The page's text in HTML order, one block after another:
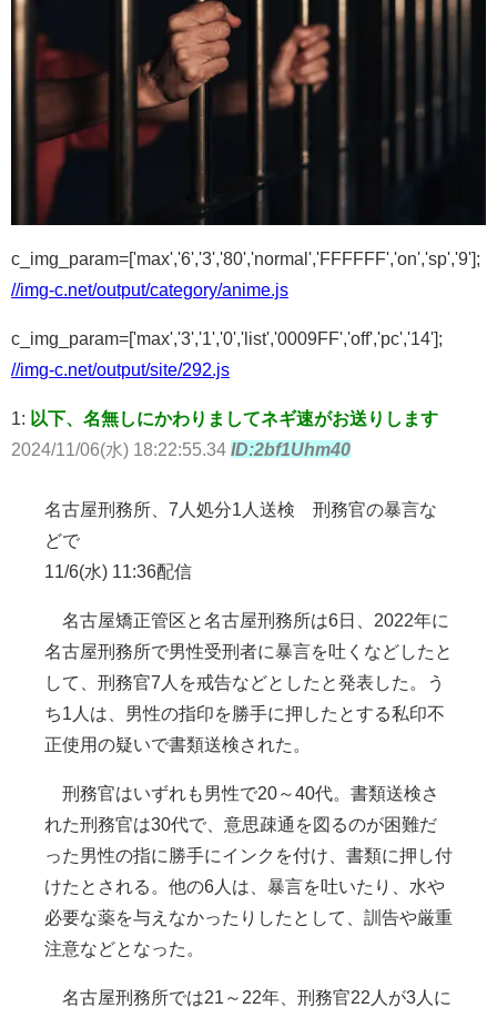
c_img_param=['max','6','3','80','normal','FFFFFF','on','sp','9'];
//img-c.net/output/category/anime.js
c_img_param=['max','3','1','0','list','0009FF','off','pc','14'];
//img-c.net/output/site/292.js
1: 以下、名無しにかわりましてネギ速がお送りします
2024/11/06(水) 18:22:55.34 ID:2bf1Uhm40
名古屋刑務所、7人処分1人送検 刑務官の暴言な
どで
11/6(水) 11:36配信
名古屋矯正管区と名古屋刑務所は6日、2022年に
名古屋刑務所で男性受刑者に暴言を吐くなどしたと
して、刑務官7人を戒告などとしたと発表した。う
ち1人は、男性の指印を勝手に押したとする私印不
正使用の疑いで書類送検された。
刑務官はいずれも男性で20～40代。書類送検さ
れた刑務官は30代で、意思疎通を図るのが困難だ
った男性の指に勝手にインクを付け、書類に押し付
けたとされる。他の6人は、暴言を吐いたり、水や
必要な薬を与えなかったりしたとして、訓告や厳重
注意などとなった。
名古屋刑務所では21～22年、刑務官22人が3人に